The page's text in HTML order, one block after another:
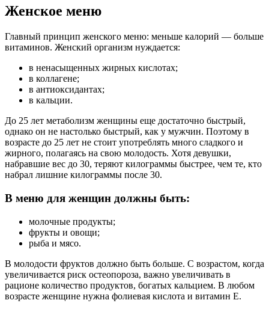
Женское меню
Главный принцип женского меню: меньше калорий — больше
витаминов. Женский организм нуждается:
в ненасыщенных жирных кислотах;
в коллагене;
в антиоксидантах;
в кальции.
До 25 лет метаболизм женщины еще достаточно быстрый,
однако он не настолько быстрый, как у мужчин. Поэтому в
возрасте до 25 лет не стоит употреблять много сладкого и
жирного, полагаясь на свою молодость. Хотя девушки,
набравшие вес до 30, теряют килограммы быстрее, чем те, кто
набрал лишние килограммы после 30.
В меню для женщин должны быть:
молочные продукты;
фрукты и овощи;
рыба и мясо.
В молодости фруктов должно быть больше. С возрастом, когда
увеличивается риск остеопороза, важно увеличивать в
рационе количество продуктов, богатых кальцием. В любом
возрасте женщине нужна фолиевая кислота и витамин Е.